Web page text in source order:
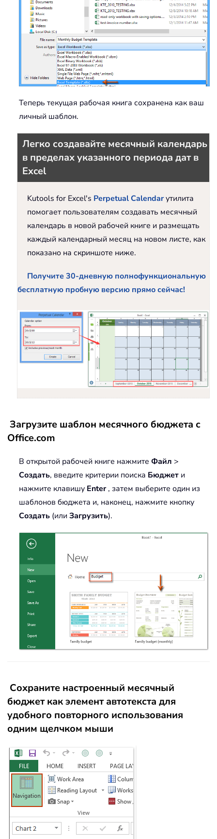
Теперь текущая рабочая книга сохранена как ваш
личный шаблон.
Легко создавайте месячный календарь
в пределах указанного периода дат в
Excel
Kutools for Excel's Perpetual Calendarутилита
помогает пользователям создавать месячный
календарь в новой рабочей книге и размещать
каждый календарный месяц на новом листе, как
показано на скриншоте ниже.
Получите 30-дневную полнофункциональную
бесплатную пробную версию прямо сейчас!
Загрузите шаблон месячного бюджета с
Office.com
В открытой рабочей книге нажмите Файл >
Создать, введите критерии поиска Бюджет и
нажмите клавишу Enter, затем выберите один из
шаблонов бюджета и, наконец, нажмите кнопку
Создать (или Загрузить).
Сохраните настроенный месячный
бюджет как элемент автотекста для
удобного повторного использования
одним щелчком мыши